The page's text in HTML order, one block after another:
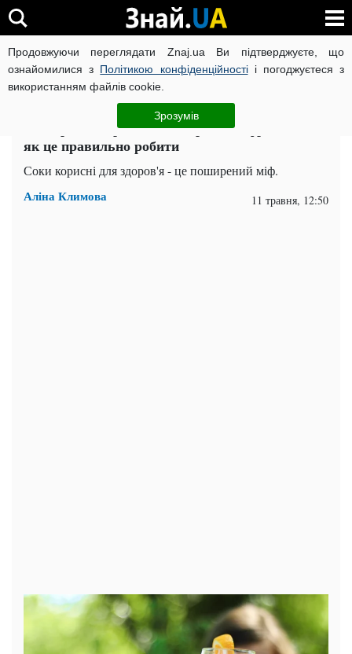
Продовжуючи переглядати Znaj.ua Ви підтверджуєте, що
ознайомилися з Політикою конфіденційностіі погоджуєтеся з
використанням файлів cookie.
Зрозумів
ВІЙНА РОСІЇ ПРОТИ УКРАЇНИ КОРОНАВІРУС В УКРАЇНІ
ЧИТАТЬ НА РУССКОМ
Чи варто оздоровлювати організм фрешами та
як це правильно робити
Соки корисні для здоров'я - це поширений міф.
Аліна Климова 11 травня, 12:50